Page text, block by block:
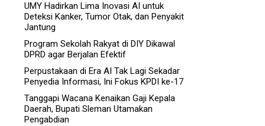
UMY Hadirkan Lima Inovasi AI untuk
Deteksi Kanker, Tumor Otak, dan Penyakit
Jantung
Program Sekolah Rakyat di DIY Dikawal
DPRD agar Berjalan Efektif
Perpustakaan di Era AI Tak Lagi Sekadar
Penyedia Informasi, Ini Fokus KPDI ke-17
Tanggapi Wacana Kenaikan Gaji Kepala
Daerah, Bupati Sleman Utamakan
Pengabdian